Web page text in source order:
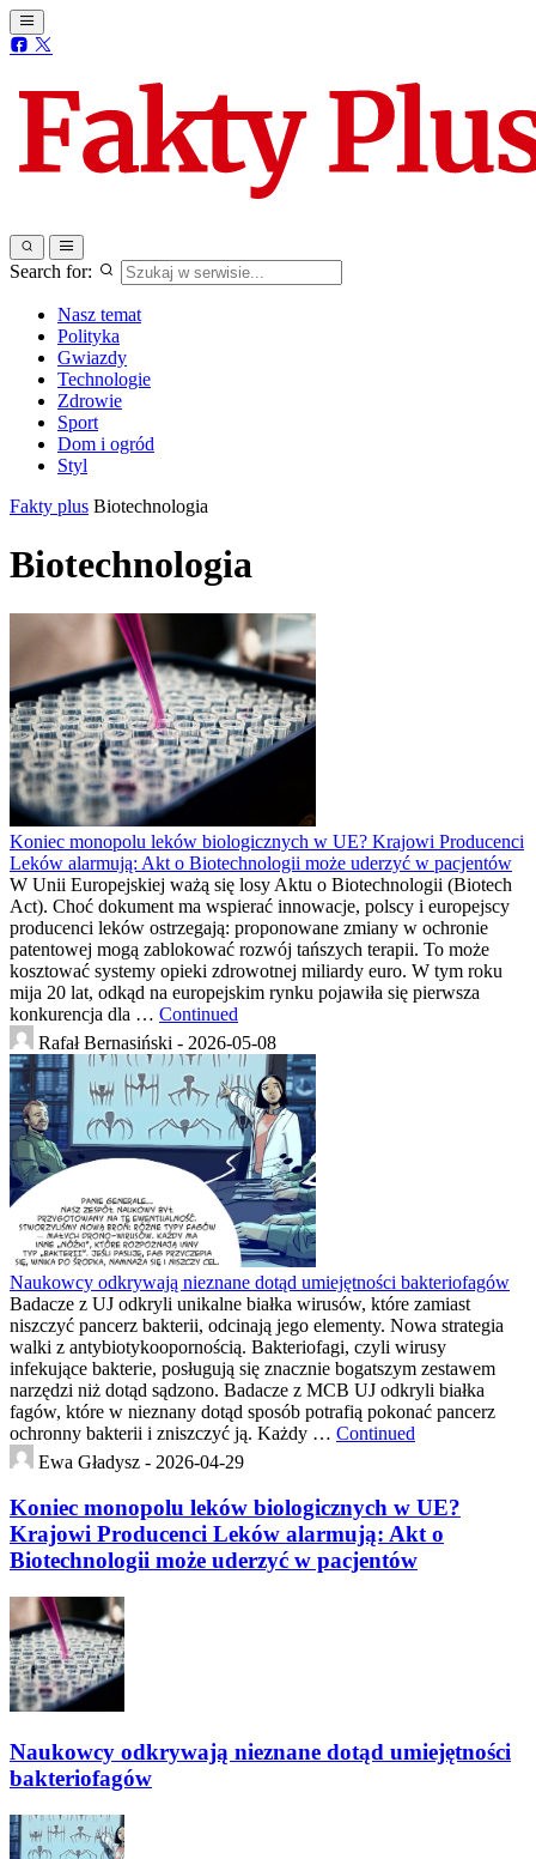
Search for:
Nasz temat
Polityka
Gwiazdy
Technologie
Zdrowie
Sport
Dom i ogród
Styl
Fakty plus Biotechnologia
Biotechnologia
Koniec monopolu leków biologicznych w UE? Krajowi Producenci
Leków alarmują: Akt o Biotechnologii może uderzyć w pacjentów
W Unii Europejskiej ważą się losy Aktu o Biotechnologii (Biotech
Act). Choć dokument ma wspierać innowacje, polscy i europejscy
producenci leków ostrzegają: proponowane zmiany w ochronie
patentowej mogą zablokować rozwój tańszych terapii. To może
kosztować systemy opieki zdrowotnej miliardy euro. W tym roku
mija 20 lat, odkąd na europejskim rynku pojawiła się pierwsza
konkurencja dla … Continued
Rafał Bernasiński - 2026-05-08
Naukowcy odkrywają nieznane dotąd umiejętności bakteriofagów
Badacze z UJ odkryli unikalne białka wirusów, które zamiast
niszczyć pancerz bakterii, odcinają jego elementy. Nowa strategia
walki z antybiotykoopornością. Bakteriofagi, czyli wirusy
infekujące bakterie, posługują się znacznie bogatszym zestawem
narzędzi niż dotąd sądzono. Badacze z MCB UJ odkryli białka
fagów, które w nieznany dotąd sposób potrafią pokonać pancerz
ochronny bakterii i zniszczyć ją. Każdy … Continued
Ewa Gładysz - 2026-04-29
Koniec monopolu leków biologicznych w UE?
Krajowi Producenci Leków alarmują: Akt o
Biotechnologii może uderzyć w pacjentów
Naukowcy odkrywają nieznane dotąd umiejętności
bakteriofagów